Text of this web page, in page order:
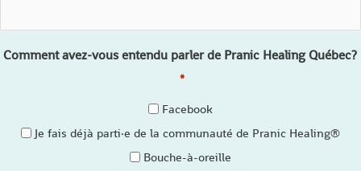
Comment avez-vous entendu parler de Pranic Healing Québec?
*
Facebook
Je fais déjà parti·e de la communauté de Pranic Healing®
Bouche-à-oreille